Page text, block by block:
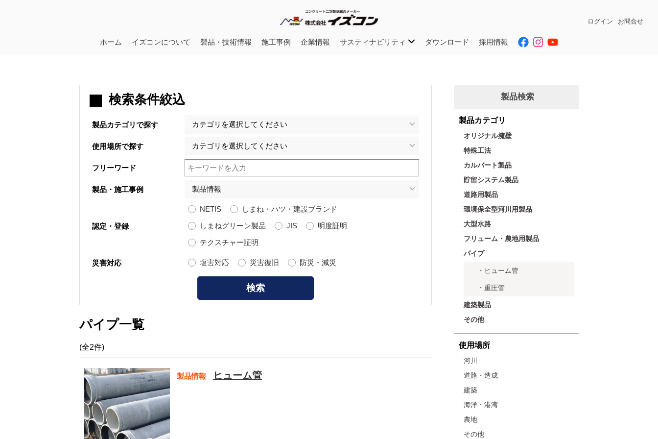
ログイン お問合せ
ホーム イズコンについて 製品・技術情報 施工事例 企業情報 サスティナビリティ ダウンロード 採用情報
検索条件絞込
製品カテゴリで探す
使用場所で探す
フリーワード
製品・施工事例
認定・登録
NETIS
しまね・ハツ・建設ブランド
しまねグリーン製品
JIS
明度証明
テクスチャー証明
災害対応 塩害対応 災害復旧 防災・減災
パイプ一覧
(全2件)
製品情報 ヒューム管
製品検索
製品カテゴリ
オリジナル擁壁
特殊工法
カルバート製品
貯留システム製品
道路用製品
環境保全型河川用製品
大型水路
フリューム・農地用製品
パイプ
・ヒューム管
・重圧管
建築製品
その他
使用場所
河川
道路・造成
建築
海洋・港湾
農地
その他